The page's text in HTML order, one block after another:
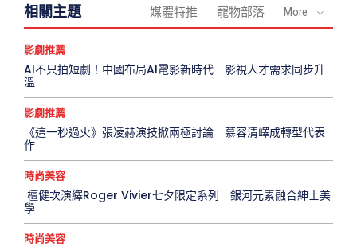
相關主題 媒體特推 寵物部落 More
影劇推薦
AI不只拍短劇！中國布局AI電影新時代 影視人才需求同步升
溫
影劇推薦
《這一秒過火》張凌赫演技掀兩極討論 慕容清嶧成轉型代表
作
時尚美容
檀健次演繹Roger Vivier七夕限定系列 銀河元素融合紳士美
學
時尚美容